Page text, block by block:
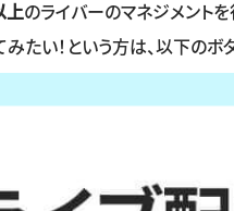
上のライバーのマネジメントを
たい！という方は、以下のボ